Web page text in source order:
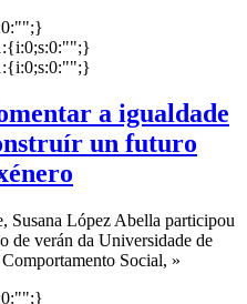
a igualdade
un futuro
Susana López Abella participou
de verán da Universidade de
Social, »